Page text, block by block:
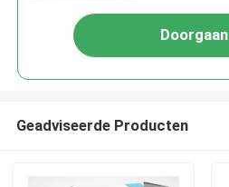
Doorgaan
Geadviseerde Producten